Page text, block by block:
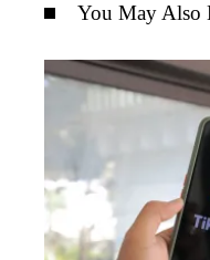
You May Also